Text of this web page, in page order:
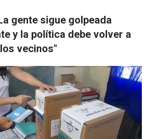
gente sigue golpeada
y la política debe volver a
vecinos"